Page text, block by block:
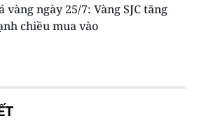
vàng ngày 25/7: Vàng SJC tăng
chiều mua vào